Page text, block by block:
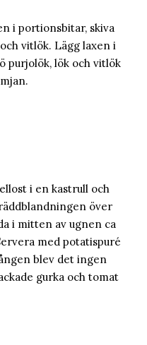
i portionsbitar, skiva
vitlök. Lägg laxen i
purjolök, lök och vitlök
i en kastrull och
över
i mitten av ugnen ca
med potatispuré
blev det ingen
gurka och tomat